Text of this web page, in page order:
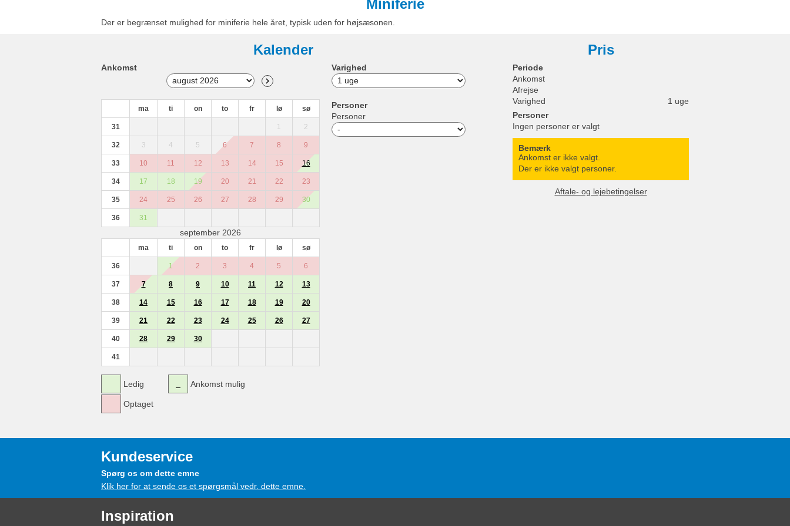
Miniferie
Der er begrænset mulighed for miniferie hele året, typisk uden for højsæsonen.
Kalender
Ankomst
ma ti on to fr lø sø
31 1 2
32 3 4 5 6 7 8 9
33 10 11 12 13 14 15 16
34 17 18 19 20 21 22 23
35 24 25 26 27 28 29 30
36 31
september 2026
ma ti on to fr lø sø
36 1 2 3 4 5 6
37 7 8 9 10 11 12 13
38 14 15 16 17 18 19 20
39 21 22 23 24 25 26 27
40 28 29 30
41
Ledig
Optaget
Ankomst mulig
Varighed
Personer
Personer
Pris
Periode
Ankomst
Afrejse
Varighed
1 uge
Personer
Ingen personer er valgt
Bemærk
Ankomst er ikke valgt.
Der er ikke valgt personer.
Aftale- og lejebetingelser
Kundeservice
Spørg os om dette emne
Klik her for at sende os et spørgsmål vedr. dette emne.
Inspiration